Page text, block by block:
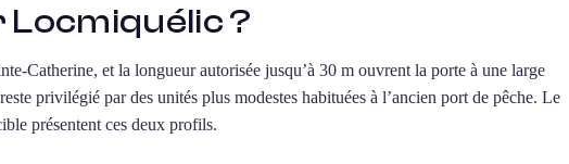
Locmiquélic ?
Catherine, et la longueur autorisée jusqu’à 30 m ouvrent la porte à une large
privilégié par des unités plus modestes habituées à l’ancien port de pêche. Le
présentent ces deux profils.